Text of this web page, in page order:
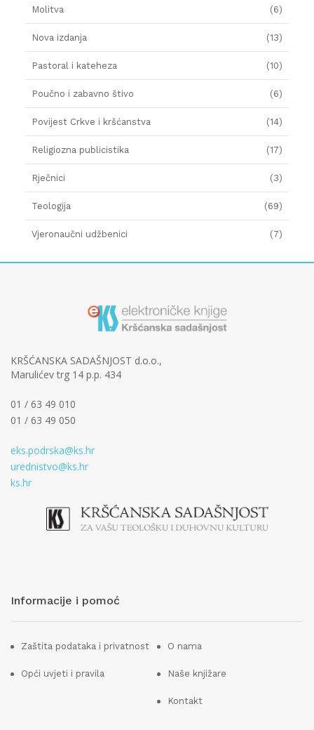
Molitva (6)
Nova izdanja (13)
Pastoral i kateheza (10)
Poučno i zabavno štivo (6)
Povijest Crkve i kršćanstva (14)
Religiozna publicistika (17)
Rječnici (3)
Teologija (69)
Vjeronaučni udžbenici (7)
KRŠĆANSKA SADAŠNJOST d.o.o.,
Marulićev trg 14 p.p. 434
01 / 63 49 010
01 / 63 49 050
eks.podrska@ks.hr
urednistvo@ks.hr
ks.hr
Informacije i pomoć
Zaštita podataka i privatnost
Opći uvjeti i pravila
O nama
Naše knjižare
Kontakt